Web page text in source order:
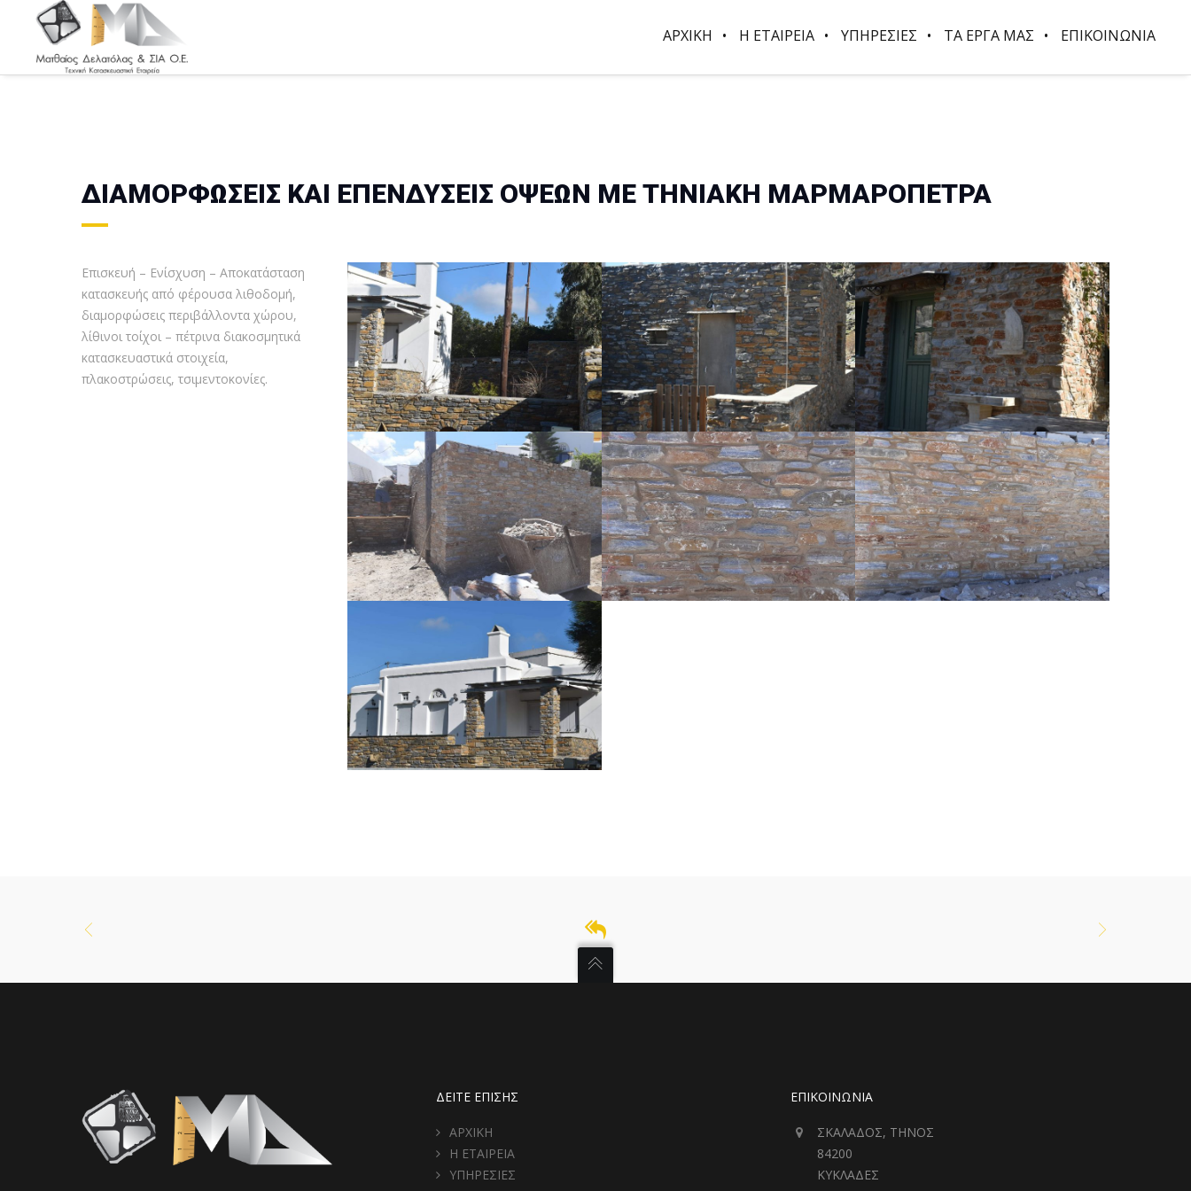
ΑΡΧΙΚΗ Η ΕΤΑΙΡΕΙΑ ΥΠΗΡΕΣΙΕΣ ΤΑ ΕΡΓΑ ΜΑΣ ΕΠΙΚΟΙΝΩΝΙΑ
ΔΙΑΜΟΡΦΩΣΕΙΣ ΚΑΙ ΕΠΕΝΔΥΣΕΙΣ ΟΨΕΩΝ ΜΕ ΤΗΝΙΑΚΗ ΜΑΡΜΑΡΟΠΕΤΡΑ
Επισκευή – Ενίσχυση – Αποκατάσταση
κατασκευής από φέρουσα λιθοδομή,
διαμορφώσεις περιβάλλοντα χώρου,
λίθινοι τοίχοι – πέτρινα διακοσμητικά
κατασκευαστικά στοιχεία,
πλακοστρώσεις, τσιμεντοκονίες.
ΔΕΙΤΕ ΕΠΙΣΗΣ
ΑΡΧΙΚΗ
Η ΕΤΑΙΡΕΙΑ
ΥΠΗΡΕΣΙΕΣ
ΕΠΙΚΟΙΝΩΝΙΑ
ΣΚΑΛΑΔΟΣ, ΤΗΝΟΣ
84200
ΚΥΚΛΑΔΕΣ